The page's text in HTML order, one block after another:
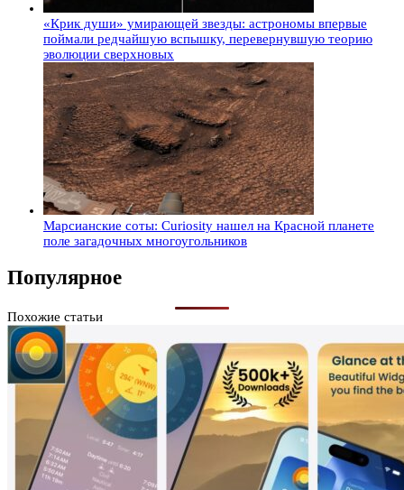
«Крик души» умирающей звезды: астрономы впервые
поймали редчайшую вспышку, перевернувшую теорию
эволюции сверхновых
Марсианские соты: Curiosity нашел на Красной планете
поле загадочных многоугольников
Популярное
Похожие статьи